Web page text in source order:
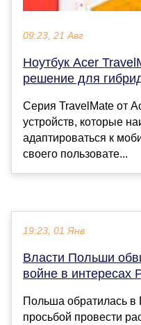
09:23, 21 Авг
Ноутбук Acer
решение для
Серия TravelMate от
устройств, которые
адаптироваться к
своего пользовате...
19:23, 01 Янв
Власти Польши
войне в интересах
Польша обратилась в
просьбой провести